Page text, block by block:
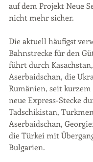
auf dem Projekt Neue
nicht mehr sicher.
Die aktuell häufigst
Bahnstrecke für den
führt durch Kasachstan,
Aserbaidschan, die
Rumänien, seit
neue Express-Stecke
Tadschikistan,
Aserbaidschan,
die Türkei mit
Bulgarien.